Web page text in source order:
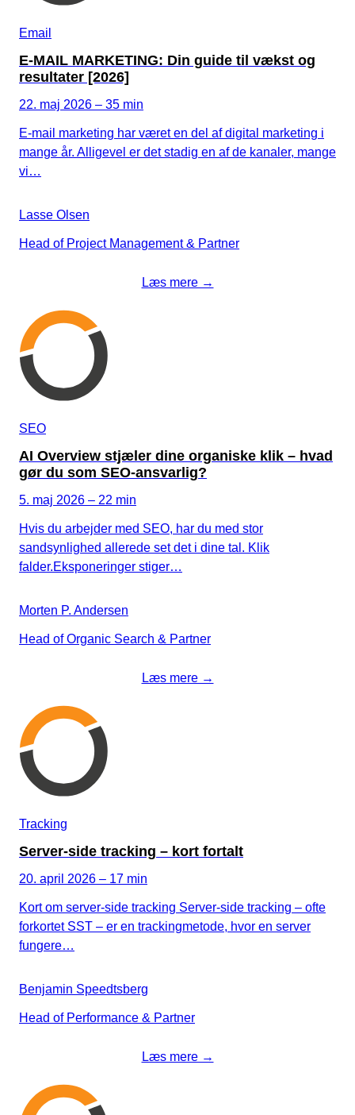
Email
E-MAIL MARKETING: Din guide til vækst og
resultater [2026]
22. maj 2026 – 35 min
E-mail marketing har været en del af digital marketing i
mange år. Alligevel er det stadig en af de kanaler, mange
vi…
Lasse Olsen
Head of Project Management & Partner
Læs mere →
SEO
AI Overview stjæler dine organiske klik – hvad
gør du som SEO-ansvarlig?
5. maj 2026 – 22 min
Hvis du arbejder med SEO, har du med stor
sandsynlighed allerede set det i dine tal. Klik
falder.Eksponeringer stiger…
Morten P. Andersen
Head of Organic Search & Partner
Læs mere →
Tracking
Server-side tracking – kort fortalt
20. april 2026 – 17 min
Kort om server-side tracking Server-side tracking – ofte
forkortet SST – er en trackingmetode, hvor en server
fungere…
Benjamin Speedtsberg
Head of Performance & Partner
Læs mere →